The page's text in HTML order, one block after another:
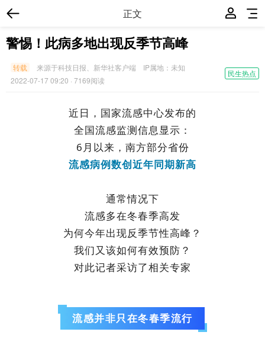
正文
警惕！此病多地出现反季节高峰
民生热点
转载 来源于科技日报、新华社客户端 IP属地： 未知
2022-07-17 09:20 · 7169阅读
近日，国家流感中心发布的
全国流感监测信息显示：
6月以来，南方部分省份
流感病例数创近年同期新高
通常情况下
流感多在冬春季高发
为何今年出现反季节性高峰？
我们又该如何有效预防？
对此记者采访了相关专家
流感并非只在冬春季流行